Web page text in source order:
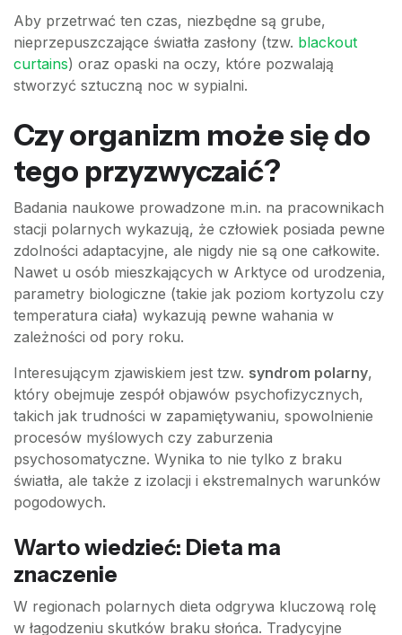
Aby przetrwać ten czas, niezbędne są grube,
nieprzepuszczające światła zasłony (tzw. blackout
curtains) oraz opaski na oczy, które pozwalają
stworzyć sztuczną noc w sypialni.
Czy organizm może się do
tego przyzwyczaić?
Badania naukowe prowadzone m.in. na pracownikach
stacji polarnych wykazują, że człowiek posiada pewne
zdolności adaptacyjne, ale nigdy nie są one całkowite.
Nawet u osób mieszkających w Arktyce od urodzenia,
parametry biologiczne (takie jak poziom kortyzolu czy
temperatura ciała) wykazują pewne wahania w
zależności od pory roku.
Interesującym zjawiskiem jest tzw. syndrom polarny,
który obejmuje zespół objawów psychofizycznych,
takich jak trudności w zapamiętywaniu, spowolnienie
procesów myślowych czy zaburzenia
psychosomatyczne. Wynika to nie tylko z braku
światła, ale także z izolacji i ekstremalnych warunków
pogodowych.
Warto wiedzieć: Dieta ma
znaczenie
W regionach polarnych dieta odgrywa kluczową rolę
w łagodzeniu skutków braku słońca. Tradycyjne